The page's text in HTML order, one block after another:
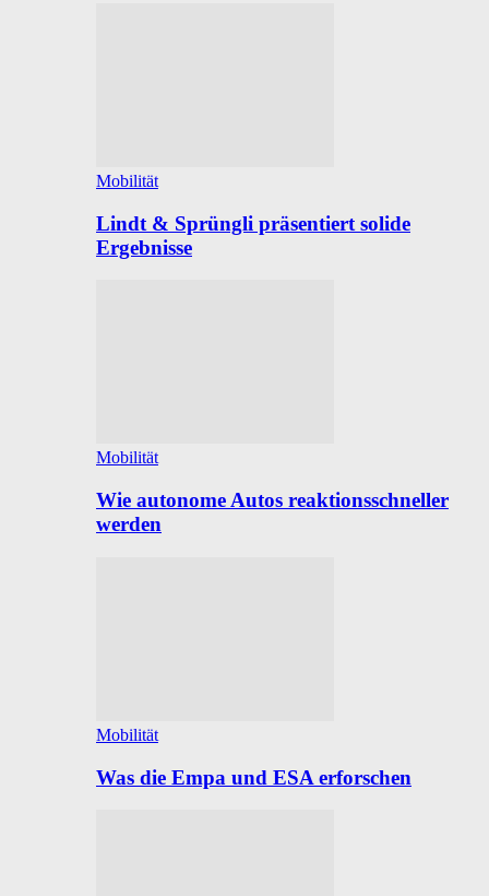
Mobilität
Lindt & Sprüngli präsentiert solide
Ergebnisse
Mobilität
Wie autonome Autos reaktionsschneller
werden
Mobilität
Was die Empa und ESA erforschen